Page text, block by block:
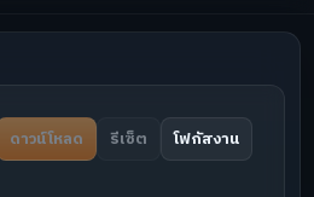
ดาวน์โหลด รีเซ็ต
โฟกัสงาน